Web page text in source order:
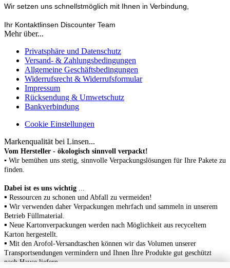
Wir setzen uns schnellstmöglich mit Ihnen in Verbindung,
Ihr Kontaktlinsen Discounter Team
Mehr über...
Privatsphäre und Datenschutz
Versand- & Zahlungsbedingungen
Allgemeine Geschäftsbedingungen
Widerrufsrecht & Widerrufsformular
Impressum
Rücksendung & Umwetschutz
Bankverbindung
Cookie Einstellungen
Markenqualität bei Linsen...
Vom Hersteller - ökologisch sinnvoll verpackt!
▪ Wir bemühen uns stetig, sinnvolle Verpackungslösungen für Ihre Pakete zu
finden.
Dabei ist es uns wichtig ...
▪ Ressourcen zu schonen und Abfall zu vermeiden!
▪ Wir verwenden daher Verpackungen mehrfach und sammeln in unserem
Betrieb Füllmaterial.
▪ Neue Kartonverpackungen werden nach Möglichkeit aus recyceltem
Karton hergestellt.
▪ Mit den Arofol-Versandtaschen können wir das Volumen unserer
Transportsendungen vermindern und Ihnen Ihre Produkte gut geschützt
nach Hause liefern.